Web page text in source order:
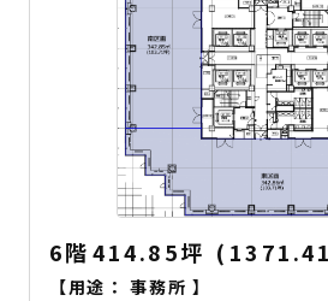
6階414.85坪 ( 1371.41
【用途：事務所 】